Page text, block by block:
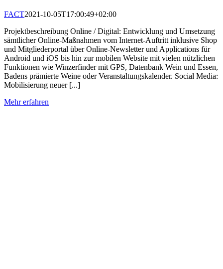
FACT2021-10-05T17:00:49+02:00
Projektbeschreibung Online / Digital: Entwicklung und Umsetzung
sämtlicher Online-Maßnahmen vom Internet-Auftritt inklusive Shop
und Mitgliederportal über Online-Newsletter und Applications für
Android und iOS bis hin zur mobilen Website mit vielen nützlichen
Funktionen wie Winzerfinder mit GPS, Datenbank Wein und Essen,
Badens prämierte Weine oder Veranstaltungskalender. Social Media:
Mobilisierung neuer [...]
Mehr erfahren